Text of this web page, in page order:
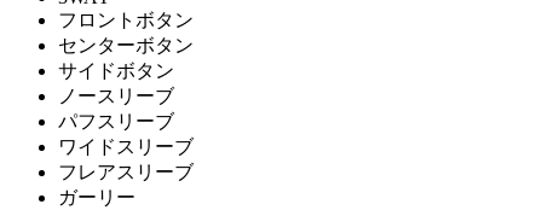
フロントボタン
センターボタン
サイドボタン
ノースリーブ
パフスリーブ
ワイドスリーブ
フレアスリーブ
ガーリー